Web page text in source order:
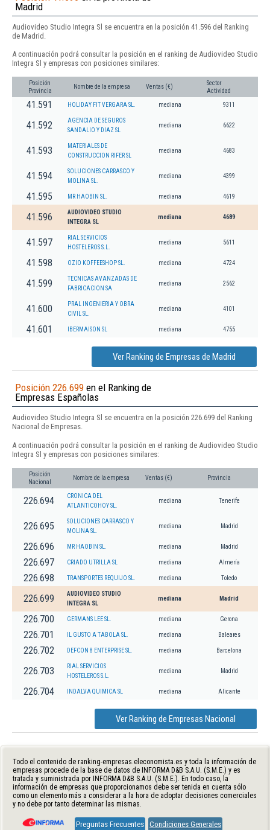
Madrid
Audiovideo Studio Integra Sl se encuentra en la posición 41.596 del Ranking
de Madrid.
A continuación podrá consultar la posición en el ranking de Audiovideo Studio
Integra Sl y empresas con posiciones similares:
Posición
Provincia
Nombre de la empresa Ventas (€)
Sector
Actividad
41.591 HOLIDAY FIT VERGARA SL. mediana 9311
41.592
AGENCIA DE SEGUROS
SANDALIO Y DIAZ SL
mediana 6622
41.593
MATERIALES DE
CONSTRUCCION RIFER SL
mediana 4683
41.594
SOLUCIONES CARRASCO Y
MOLINA SL.
mediana 4399
41.595 MR HAOBIN SL. mediana 4619
41.596
AUDIOVIDEO STUDIO
INTEGRA SL
mediana 4689
41.597
RIAL SERVICIOS
HOSTELEROS S.L.
mediana 5611
41.598 OZIO KOFFEESHOP SL. mediana 4724
41.599
TECNICAS AVANZADAS DE
FABRICACION SA
mediana 2562
41.600
PRAL INGENIERIA Y OBRA
CIVIL SL.
mediana 4101
41.601 IBERMAISON SL mediana 4755
Ver Ranking de Empresas de Madrid
Posición 226.699 en el Ranking de
Empresas Españolas
Audiovideo Studio Integra Sl se encuentra en la posición 226.699 del Ranking
Nacional de Empresas.
A continuación podrá consultar la posición en el ranking de Audiovideo Studio
Integra Sl y empresas con posiciones similares:
Posición
Nacional
Nombre de la empresa Ventas (€) Provincia
226.694
CRONICA DEL
ATLANTICOHOY SL.
mediana Tenerife
226.695
SOLUCIONES CARRASCO Y
MOLINA SL.
mediana Madrid
226.696 MR HAOBIN SL. mediana Madrid
226.697 CRIADO UTRILLA SL mediana Almería
226.698 TRANSPORTES REQUIJO SL. mediana Toledo
226.699
AUDIOVIDEO STUDIO
INTEGRA SL
mediana Madrid
226.700 GERMANS LEE SL. mediana Gerona
226.701 IL GUSTO A TABOLA SL. mediana Baleares
226.702 DEFCON 8 ENTERPRISE SL. mediana Barcelona
226.703
RIAL SERVICIOS
HOSTELEROS S.L.
mediana Madrid
226.704 INDALVA QUIMICA SL mediana Alicante
Ver Ranking de Empresas Nacional
Todo el contenido de ranking-empresas.eleconomista.es y toda la información de
empresas procede de la base de datos de INFORMA D&B S.A.U. (S.M.E.) y es
tratada y suministrada por INFORMA D&B S.A.U. (S.M.E.). En todo caso, la
información de empresas que proporcionamos debe ser tenida en cuenta sólo
como un elemento más a considerar a la hora de adoptar decisiones comerciales
y no debe por tanto determinar las mismas.
Preguntas Frecuentes Condiciones Generales